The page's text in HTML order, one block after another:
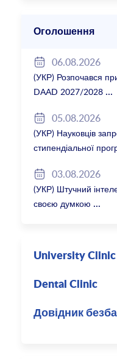
Оголошення
06.08.2026
(УКР) Розпочався
DAAD 2027/2028
05.08.2026
(УКР) Науковців
стипендіальної
03.08.2026
(УКР) Штучний
своєю думкою
University Clinic
Dental Clinic
Довідник